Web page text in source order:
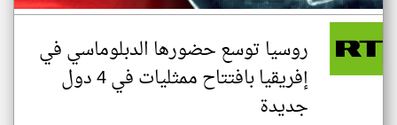
روسيا توسع حضورها الدبلوماسي في
إفريقيا بافتتاح ممثليات في 4 دول
جديدة